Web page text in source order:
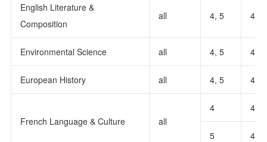
English Literature &
Composition
all 4, 5 4
Environmental Science all 4, 5 4
European History all 4, 5 4
French Language & Culture all
4 4
5 4